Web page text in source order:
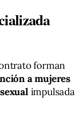
forman
a mujeres
impulsada